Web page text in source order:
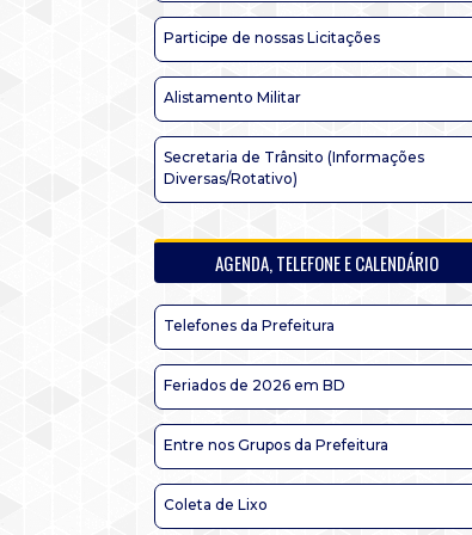
Participe de nossas Licitações
Alistamento Militar
Secretaria de Trânsito (Informações
Diversas/Rotativo)
AGENDA, TELEFONE E CALENDÁRIO
Telefones da Prefeitura
Feriados de 2026 em BD
Entre nos Grupos da Prefeitura
Coleta de Lixo